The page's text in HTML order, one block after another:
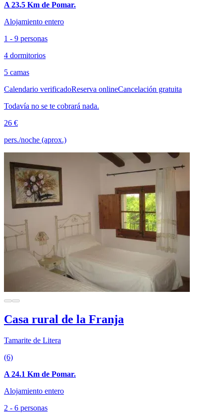
A 23.5 Km de Pomar.
Alojamiento entero
1 - 9 personas
4 dormitorios
5 camas
Calendario verificadoReserva onlineCancelación gratuita
Todavía no se te cobrará nada.
26 €
pers./noche (aprox.)
Casa rural de la Franja
Tamarite de Litera
(6)
A 24.1 Km de Pomar.
Alojamiento entero
2 - 6 personas